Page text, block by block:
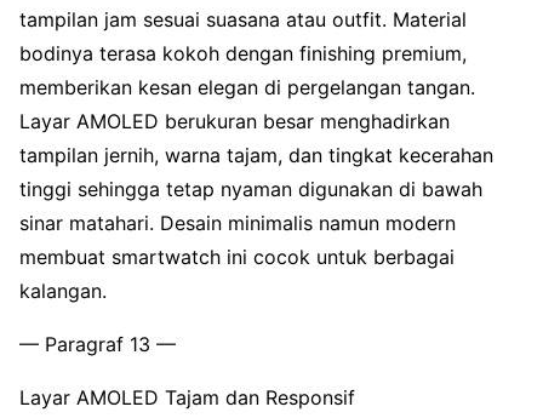
tampilan jam sesuai suasana atau outfit. Material
bodinya terasa kokoh dengan finishing premium,
memberikan kesan elegan di pergelangan tangan.
Layar AMOLED berukuran besar menghadirkan
tampilan jernih, warna tajam, dan tingkat kecerahan
tinggi sehingga tetap nyaman digunakan di bawah
sinar matahari. Desain minimalis namun modern
membuat smartwatch ini cocok untuk berbagai
kalangan.
— Paragraf 13 —
Layar AMOLED Tajam dan Responsif